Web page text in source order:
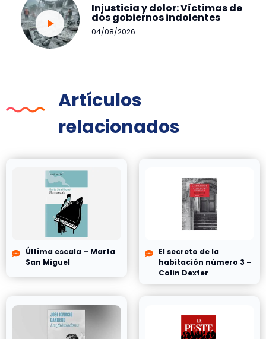
Injusticia y dolor: Víctimas de
dos gobiernos indolentes
04/08/2026
Artículos
relacionados
Última escala – Marta
San Miguel
El secreto de la
habitación número 3 –
Colin Dexter